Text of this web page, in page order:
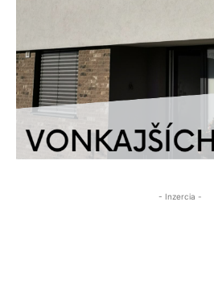
- Inzercia -